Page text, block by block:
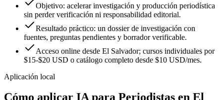
Objetivo: acelerar investigación y producción periodística
sin perder verificación ni responsabilidad editorial.
Resultado práctico: un dossier de investigación con
fuentes, preguntas pendientes y borrador verificable.
Acceso online desde El Salvador; cursos individuales por
$15-$20 USD o catálogo completo desde $10 USD/mes.
Aplicación local
Cómo aplicar IA para Periodistas en El